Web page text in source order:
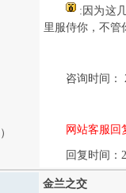
）
:因为这
里服侍你，不管
咨询时间：
网站客服回
回复时间：
金兰之交